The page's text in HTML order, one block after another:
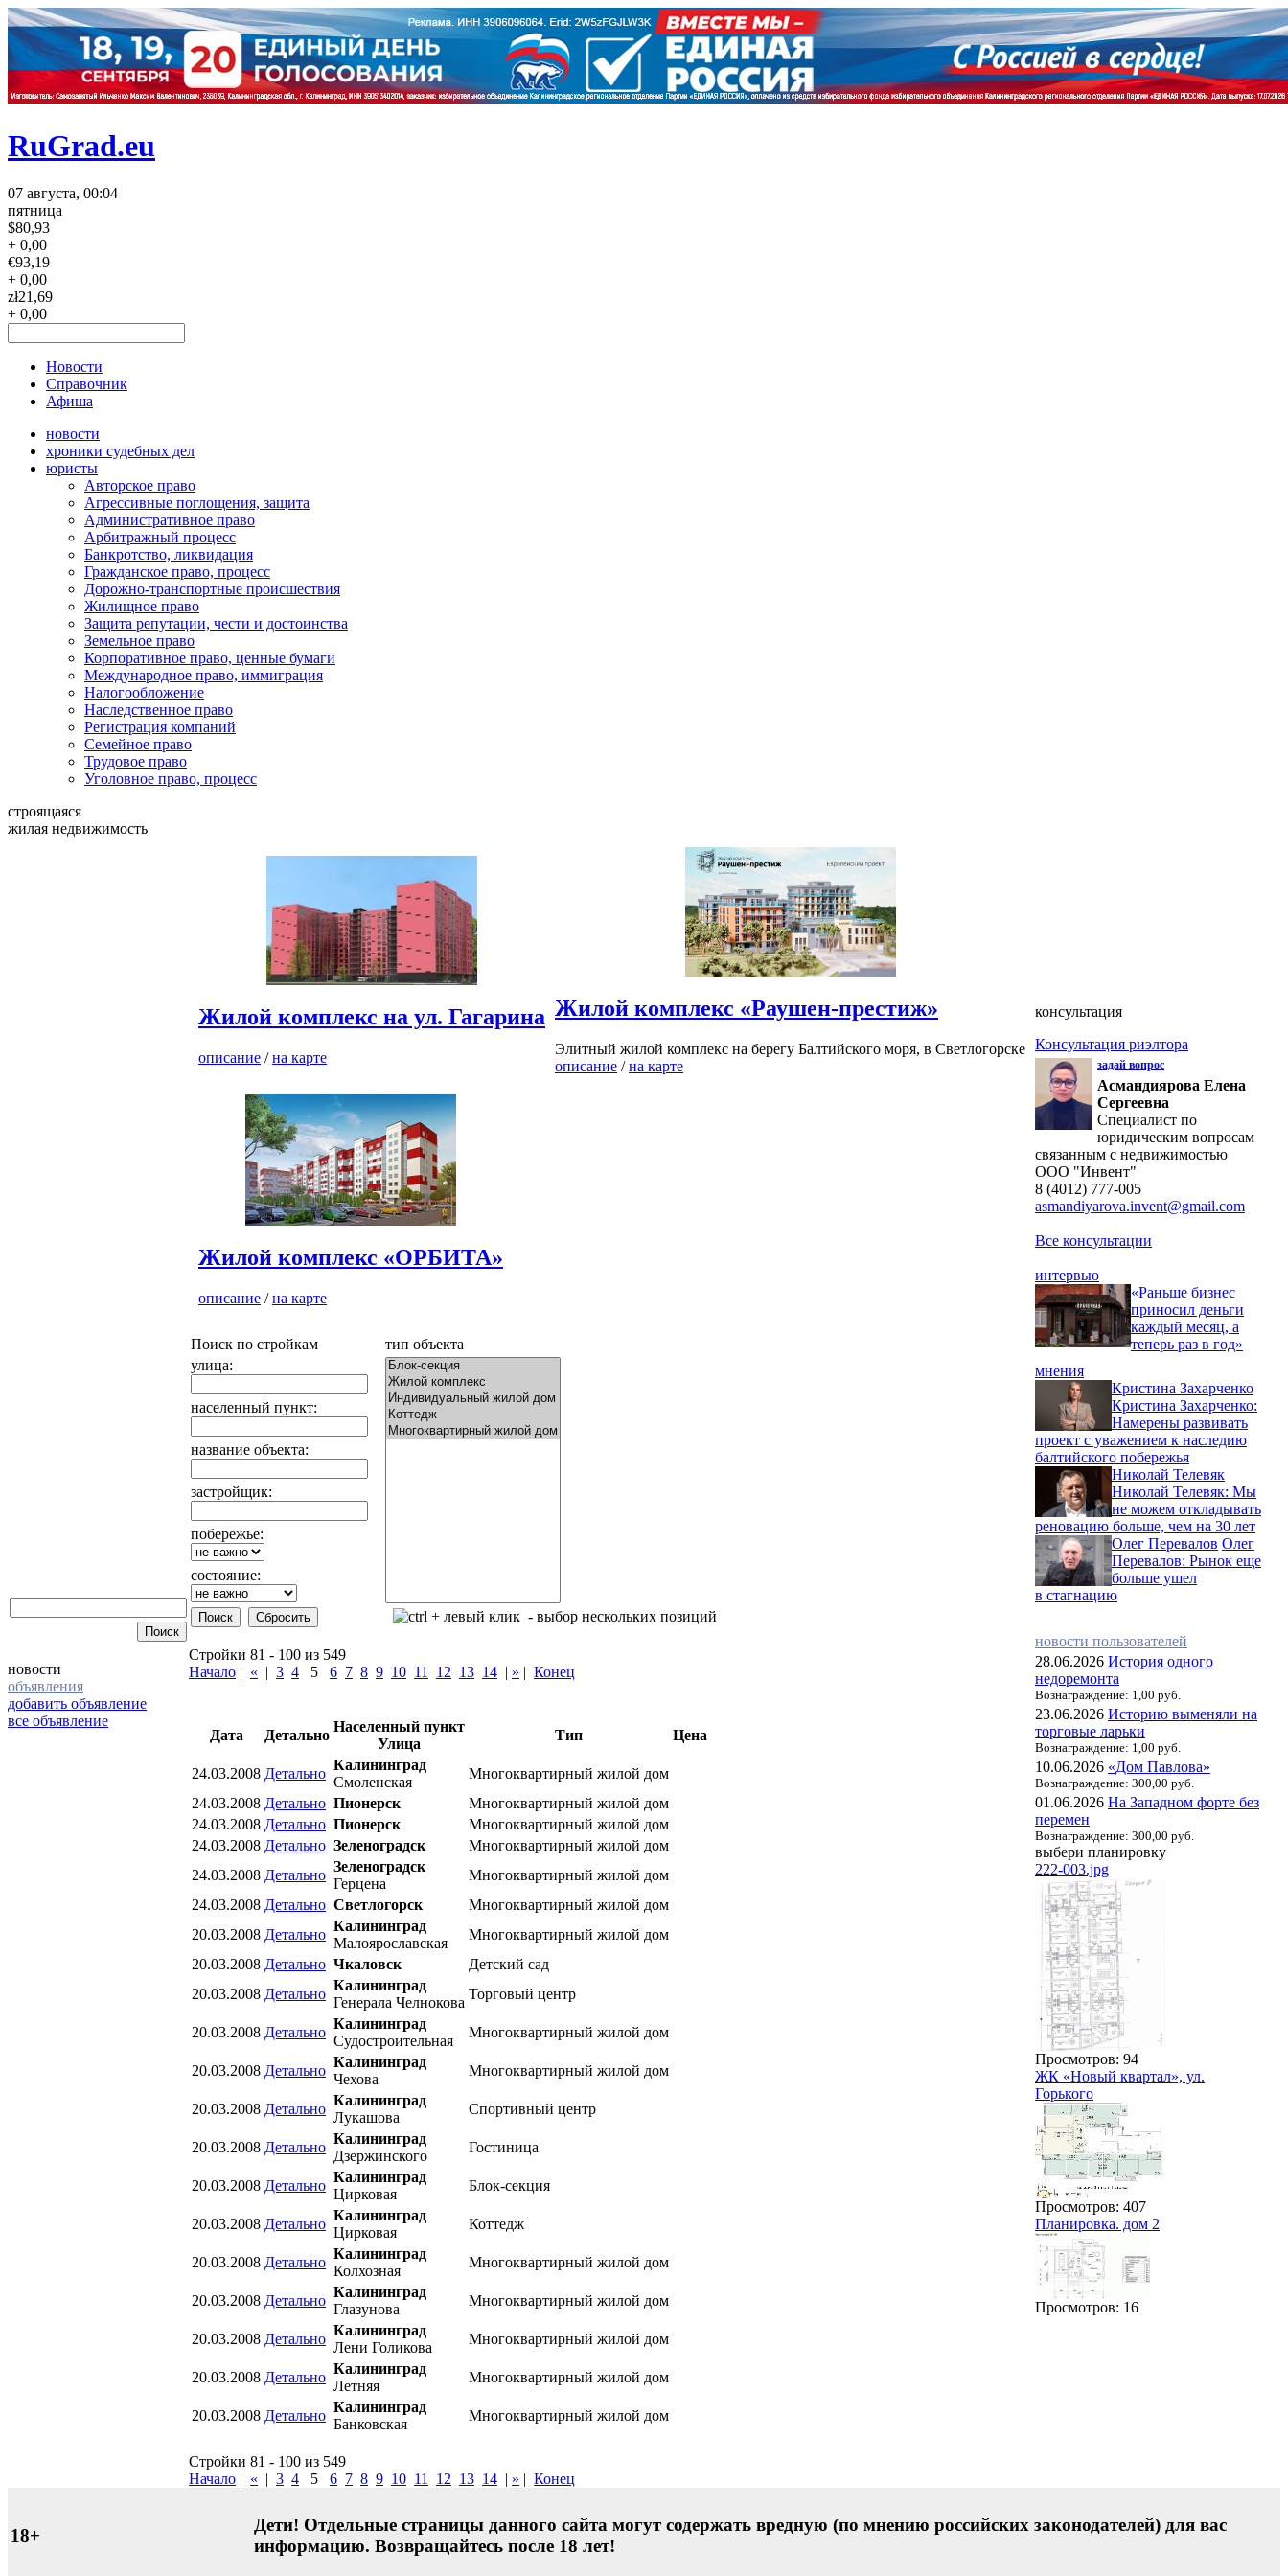
RuGrad.eu
07 августа, 00:04
пятница
$80,93
+ 0,00
€93,19
+ 0,00
zł21,69
+ 0,00
Новости
Справочник
Афиша
новости
хроники судебных дел
юристы
Авторское право
Агрессивные поглощения, защита
Административное право
Арбитражный процесс
Банкротство, ликвидация
Гражданское право, процесс
Дорожно-транспортные происшествия
Жилищное право
Защита репутации, чести и достоинства
Земельное право
Корпоративное право, ценные бумаги
Международное право, иммиграция
Налогообложение
Наследственное право
Регистрация компаний
Семейное право
Трудовое право
Уголовное право, процесс
строящаяся
жилая недвижимость
консультация
Консультация риэлтора
задай вопрос
Асмандиярова Елена
Сергеевна
Специалист по
юридическим вопросам
связанным с недвижимостью
ООО "Инвент"
8 (4012) 777-005
asmandiyarova.invent@gmail.com
Все консультации
интервью
«Раньше бизнес
приносил деньги
каждый месяц, а
теперь раз в год»
мнения
Кристина Захарченко
Кристина Захарченко:
Намерены развивать
проект с уважением к наследию
балтийского побережья
Николай Телевяк
Николай Телевяк: Мы
не можем откладывать
реновацию больше, чем на 30 лет
Олег Перевалов Олег
Перевалов: Рынок еще
больше ушел
в стагнацию
новости пользователей
28.06.2026 История одного
недоремонта
Вознаграждение: 1,00 руб.
23.06.2026 Историю выменяли на
торговые ларьки
Вознаграждение: 1,00 руб.
10.06.2026 «Дом Павлова»
Вознаграждение: 300,00 руб.
01.06.2026 На Западном форте без
перемен
Вознаграждение: 300,00 руб.
выбери планировку
222-003.jpg
Просмотров: 94
ЖК «Новый квартал», ул.
Горького
Просмотров: 407
Планировка. дом 2
Просмотров: 16
новости
объявления
добавить объявление
все объявление
Жилой комплекс на ул. Гагарина
описание /на карте
Жилой комплекс «Раушен-престиж»
Элитный жилой комплекс на берегу Балтийского моря, в Светлогорске
описание /на карте
Жилой комплекс «ОРБИТА»
описание /на карте
Поиск по стройкам
тип объекта
улица:
населенный пункт:
название объекта:
застройщик:
побережье:
состояние:
- выбор нескольких позиций
Стройки 81 - 100 из 549
Начало | « | 3 4 5 6 7 8 9 10 11 12 13 14 | » | Конец
Дата Детально
Населенный пункт
Улица
Тип Цена
24.03.2008 Детально
Калининград
Смоленская
Многоквартирный жилой дом
24.03.2008 Детально Пионерск
Многоквартирный жилой дом
24.03.2008 Детально Пионерск
Многоквартирный жилой дом
24.03.2008 Детально Зеленоградск
Многоквартирный жилой дом
24.03.2008 Детально
Зеленоградск
Герцена
Многоквартирный жилой дом
24.03.2008 Детально Светлогорск
Многоквартирный жилой дом
20.03.2008 Детально
Калининград
Малоярославская
Многоквартирный жилой дом
20.03.2008 Детально Чкаловск
Детский сад
20.03.2008 Детально
Калининград
Генерала Челнокова
Торговый центр
20.03.2008 Детально
Калининград
Судостроительная
Многоквартирный жилой дом
20.03.2008 Детально
Калининград
Чехова
Многоквартирный жилой дом
20.03.2008 Детально
Калининград
Лукашова
Спортивный центр
20.03.2008 Детально
Калининград
Дзержинского
Гостиница
20.03.2008 Детально
Калининград
Цирковая
Блок-секция
20.03.2008 Детально
Калининград
Цирковая
Коттедж
20.03.2008 Детально
Калининград
Колхозная
Многоквартирный жилой дом
20.03.2008 Детально
Калининград
Глазунова
Многоквартирный жилой дом
20.03.2008 Детально
Калининград
Лени Голикова
Многоквартирный жилой дом
20.03.2008 Детально
Калининград
Летняя
Многоквартирный жилой дом
20.03.2008 Детально
Калининград
Банковская
Многоквартирный жилой дом
Стройки 81 - 100 из 549
Начало | « | 3 4 5 6 7 8 9 10 11 12 13 14 | » | Конец
18+
Дети! Отдельные страницы данного сайта могут содержать вредную (по мнению российских законодателей) для вас
информацию. Возвращайтесь после 18 лет!